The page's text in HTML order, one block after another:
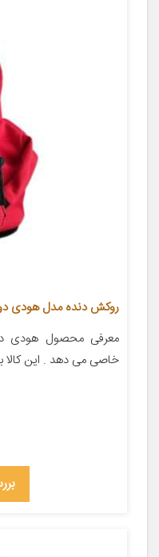
روکش دنده مدل هودی دو رنگ
معرفی محصول هودی
خاصی می دهد . این